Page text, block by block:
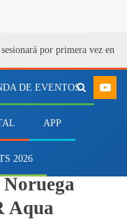
por primera vez en
DE EVENTOS
APP
2026of
Aqua